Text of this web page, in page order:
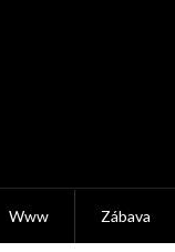
Www Zábava